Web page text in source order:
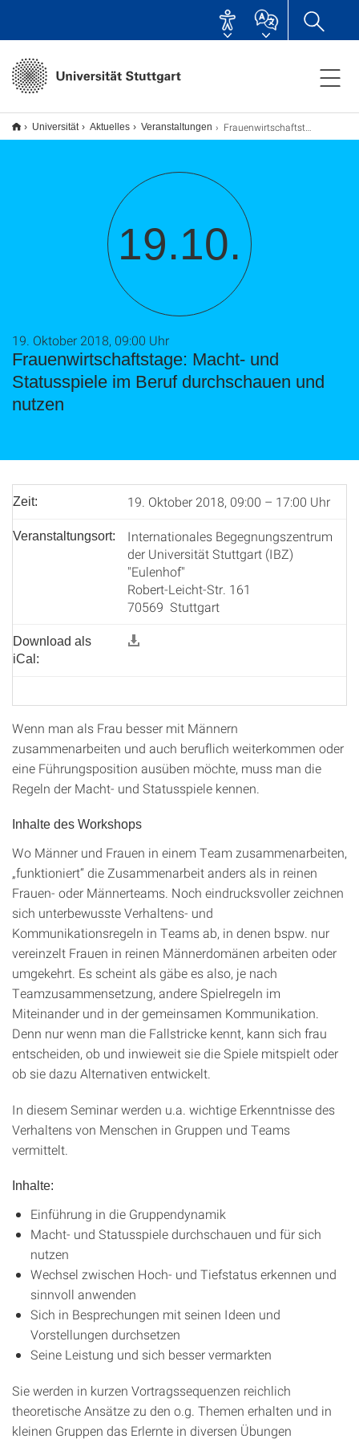
Universität Aktuelles Veranstaltungen Frauenwirtschaftstage: Macht- und Statusspiele im Beruf durchschauen und nutzen
19.10.
Frauenwirtschaftstage: Macht- und
Statusspiele im Beruf durchschauen und
nutzen
19. Oktober 2018, 09:00 Uhr
Zeit: 19. Oktober 2018, 09:00 – 17:00 Uhr
Veranstaltungsort:
Internationales Begegnungszentrum
der Universität Stuttgart (IBZ)
"Eulenhof"
Robert-Leicht-Str. 161
70569 Stuttgart
Download als
iCal:
Wenn man als Frau besser mit Männern
zusammenarbeiten und auch beruflich weiterkommen oder
eine Führungsposition ausüben möchte, muss man die
Regeln der Macht- und Statusspiele kennen.
Inhalte des Workshops
Wo Männer und Frauen in einem Team zusammenarbeiten,
„funktioniert“ die Zusammenarbeit anders als in reinen
Frauen- oder Männerteams. Noch eindrucksvoller zeichnen
sich unterbewusste Verhaltens- und
Kommunikationsregeln in Teams ab, in denen bspw. nur
vereinzelt Frauen in reinen Männerdomänen arbeiten oder
umgekehrt. Es scheint als gäbe es also, je nach
Teamzusammensetzung, andere Spielregeln im
Miteinander und in der gemeinsamen Kommunikation.
Denn nur wenn man die Fallstricke kennt, kann sich frau
entscheiden, ob und inwieweit sie die Spiele mitspielt oder
ob sie dazu Alternativen entwickelt.
In diesem Seminar werden u.a. wichtige Erkenntnisse des
Verhaltens von Menschen in Gruppen und Teams
vermittelt.
Inhalte:
Einführung in die Gruppendynamik
Macht- und Statusspiele durchschauen und für sich
nutzen
Wechsel zwischen Hoch- und Tiefstatus erkennen und
sinnvoll anwenden
Sich in Besprechungen mit seinen Ideen und
Vorstellungen durchsetzen
Seine Leistung und sich besser vermarkten
Sie werden in kurzen Vortragssequenzen reichlich
theoretische Ansätze zu den o.g. Themen erhalten und in
kleinen Gruppen das Erlernte in diversen Übungen